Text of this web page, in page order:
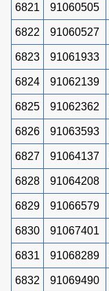
6821 91060505
6822 91060527
6823 91061933
6824 91062139
6825 91062362
6826 91063593
6827 91064137
6828 91064208
6829 91066579
6830 91067401
6831 91068289
6832 91069490